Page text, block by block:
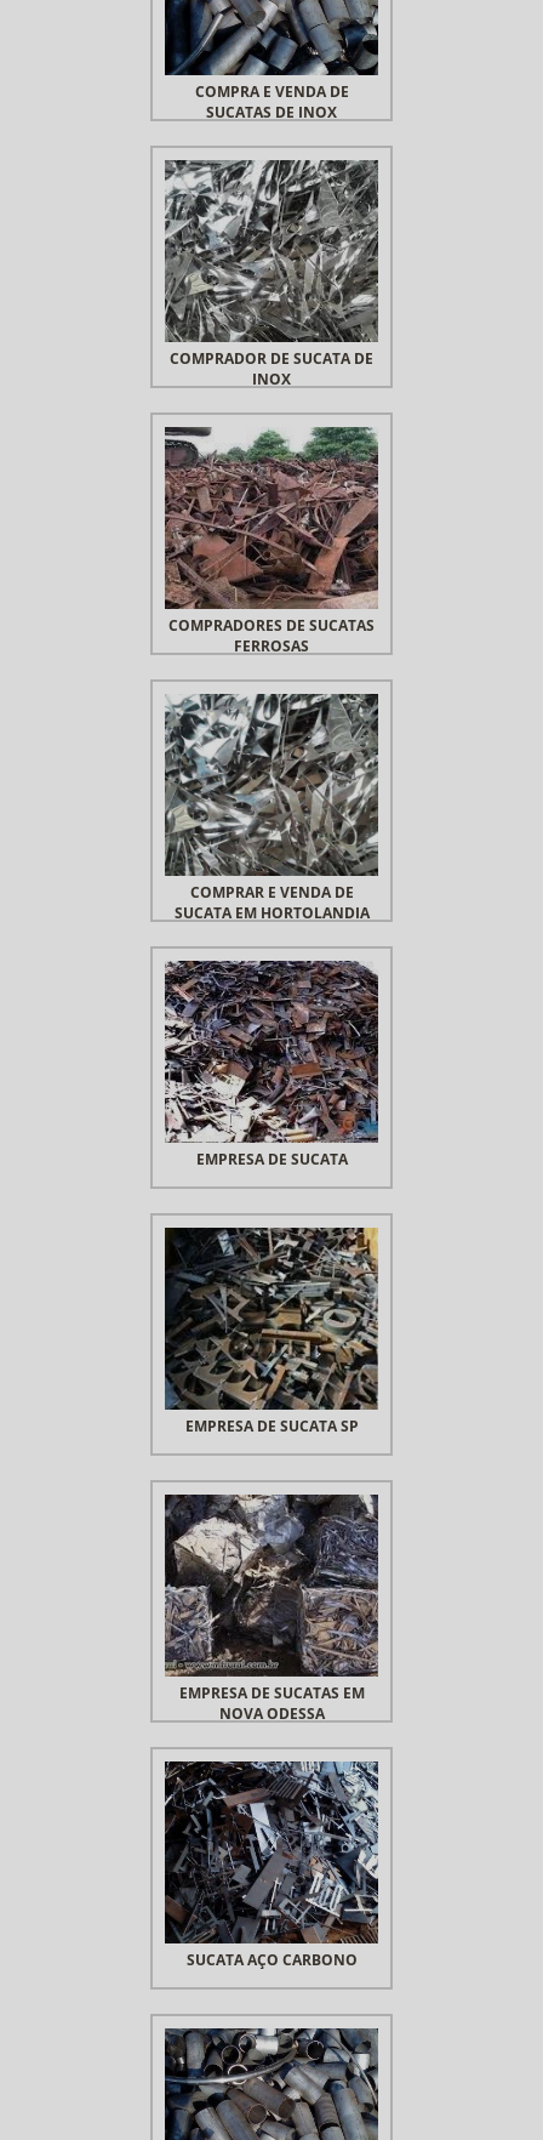
COMPRA E VENDA DE
SUCATAS DE INOX
COMPRADOR DE SUCATA DE
INOX
COMPRADORES DE SUCATAS
FERROSAS
COMPRAR E VENDA DE
SUCATA EM HORTOLANDIA
EMPRESA DE SUCATA
EMPRESA DE SUCATA SP
EMPRESA DE SUCATAS EM
NOVA ODESSA
SUCATA AÇO CARBONO